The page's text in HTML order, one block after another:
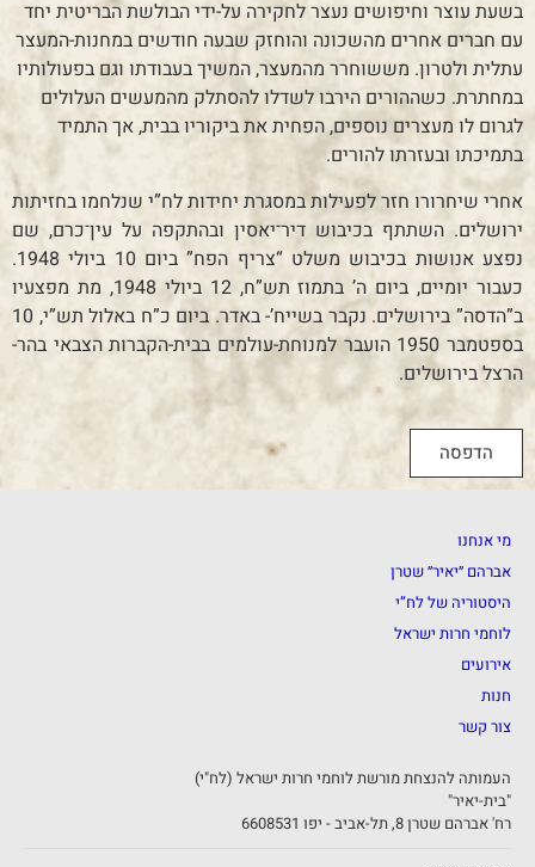
בשעת עוצר וחיפושים נעצר לחקירה על-ידי הבולשת הבריטית יחד
עם חברים אחרים מהשכונה והוחזק שבעה חודשים במחנות-המעצר
עתלית ולטרון. מששוחרר מהמעצר, המשיך בעבודתו וגם בפעולותיו
במחתרת. כשההורים הירבו לשדלו להסתלק מהמעשים העלולים
לגרום לו מעצרים נוספים, הפחית את ביקוריו בבית, אך התמיד
בתמיכתו ובעזרתו להורים.
אחרי שיחרורו חזר לפעילות במסגרת יחידות לח”י שנלחמו בחזיתות
ירושלים. השתתף בכיבוש דיר־יאסין ובהתקפה על עין־כרם, שם
נפצע אנושות בכיבוש משלט “צריף הפח” ביום 10 ביולי 1948.
כעבור יומיים, ביום ה’ בתמוז תש”ח, 12 ביולי 1948, מת מפצעיו
ב”הדסה” בירושלים. נקבר בשייח’- באדר. ביום כ”ח באלול תש”י, 10
בספטמבר 1950 הועבר למנוחת-עולמים בבית-הקברות הצבאי בהר-
הרצל בירושלים.
הדפסה
מי אנחנו
אברהם ״יאיר״ שטרן
היסטוריה של לח”י
לוחמי חרות ישראל
אירועים
חנות
צור קשר
העמותה להנצחת מורשת לוחמי חרות ישראל (לח"י)
"בית-יאיר"
רח' אברהם שטרן 8, תל-אביב - יפו 6608531